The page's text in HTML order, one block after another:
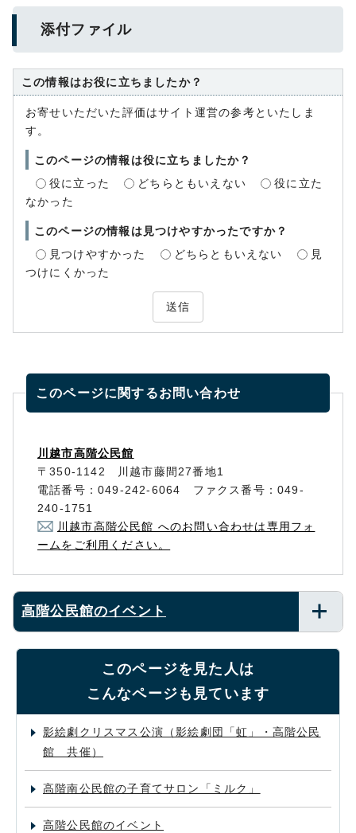
添付ファイル
この情報はお役に立ちましたか？
お寄せいただいた評価はサイト運営の参考といたしま
す。
このページの情報は役に立ちましたか？
役に立った
どちらともいえない
役に立た
なかった
このページの情報は見つけやすかったですか？
見つけやすかった
どちらともいえない
見
つけにくかった
送信
このページに関するお問い合わせ
川越市高階公民館
〒350-1142 川越市藤間27番地1
電話番号：049-242-6064 ファクス番号：049-
240-1751
川越市高階公民館 へのお問い合わせは専用フォ
ームをご利用ください。
高階公民館のイベント
このページを見た人は
こんなページも見ています
影絵劇クリスマス公演（影絵劇団「虹」・高階公民
館 共催）
高階南公民館の子育てサロン「ミルク」
高階公民館のイベント